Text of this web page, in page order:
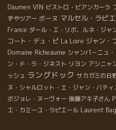
Daumen VIN ビストロ・ビアンカーラ
ずやツアー ボーヌ マルセル・ラピ
France ダール・エ・リボ、ルネ・ジャ
コート・デュ・ピ La Loire ジャン・
Domaine Richeaume シャンパ－ニュ
ン・ド・ラ・ジネスト リヨン アシニャ
ッシュ ラングドック サカガミの日
ヌ・シャルロット・エ・ジャン・バティ
ボジョレ・ヌーヴォー 後藤アキ子さん
エ・カミーユ・ラピエール Laurent